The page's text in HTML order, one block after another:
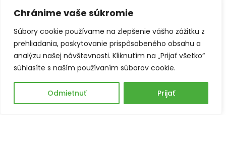
Chránime vaše súkromie
Súbory cookie používame na zlepšenie vášho zážitku z
prehliadania, poskytovanie prispôsobeného obsahu a
analýzu našej návštevnosti. Kliknutím na „Prijať všetko“
súhlasíte s naším používaním súborov cookie.
Odmietnuť Prijať